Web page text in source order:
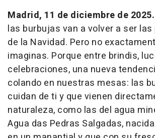
Madrid, 11 de diciembre de 2025.
las burbujas van a volver a ser
de la Navidad. Pero no
imaginas. Porque entre brindis,
celebraciones, una nueva
colando en nuestras mesas: las
cuidan de ti y que vienen
naturaleza, como las del agua
Agua das Pedras Salgadas,